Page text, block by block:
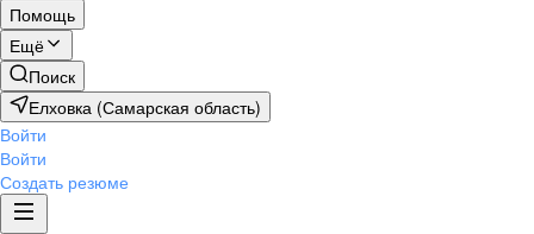
Помощь
Ещё
Поиск
Елховка (Самарская область)
Войти
Войти
Создать резюме